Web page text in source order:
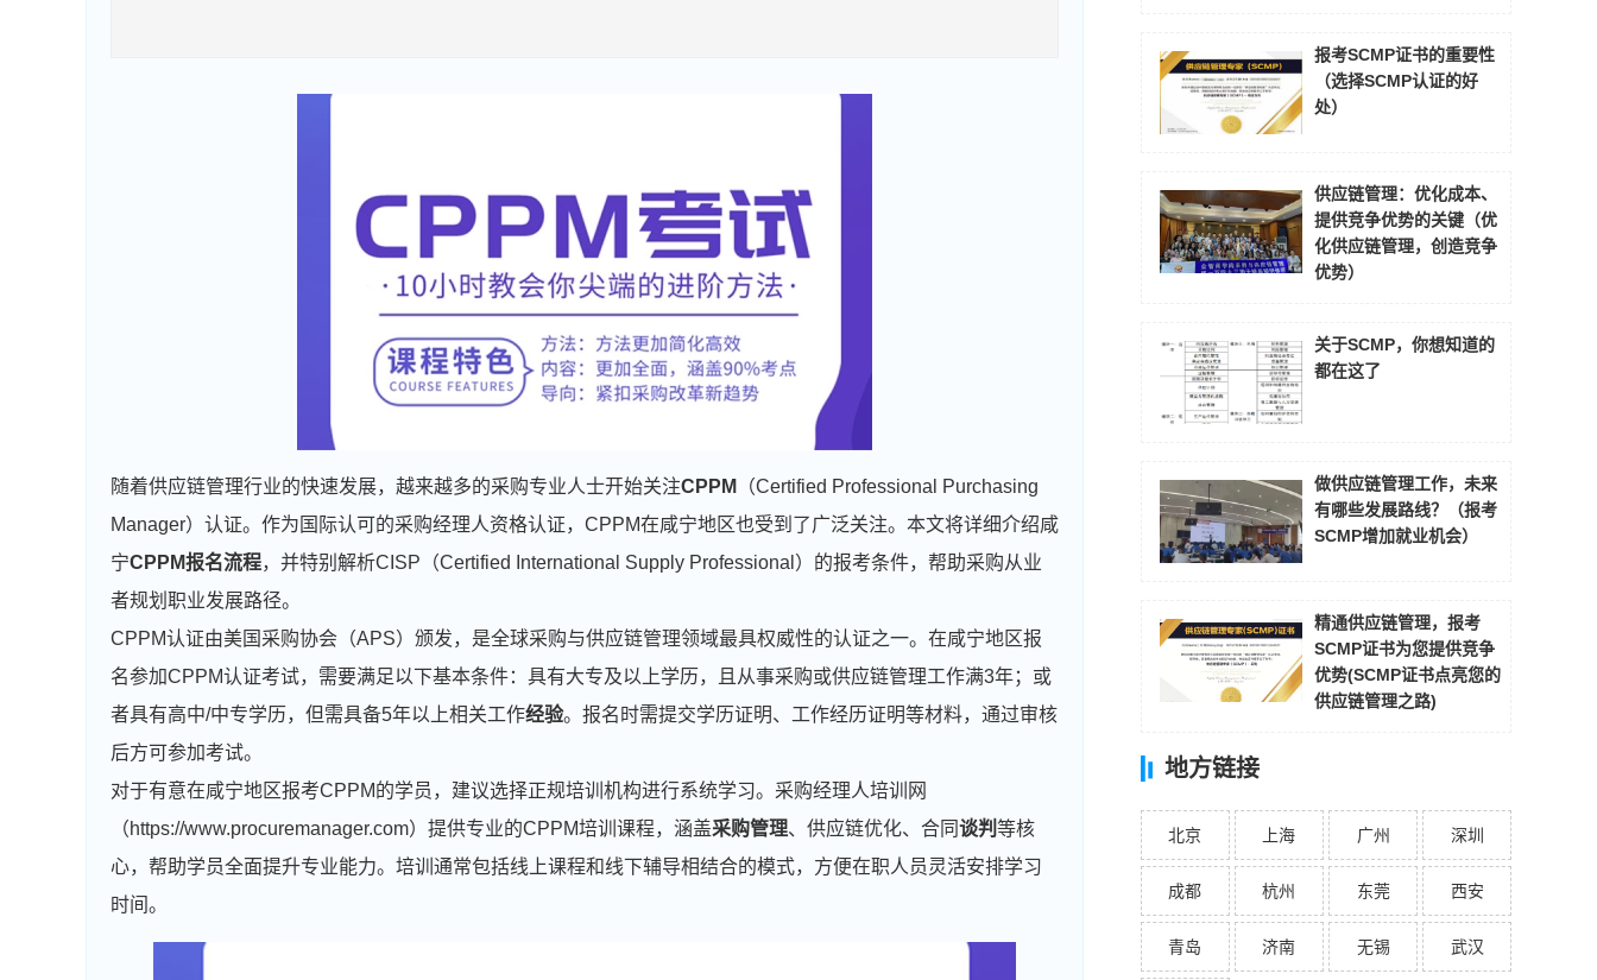
随着供应链管理行业的快速发展，越来越多的采购专业人士开始关注CPPM
（Certified Professional Purchasing
Manager）认证。作为国际认可的采购经理人资格认证，CPPM在咸宁地区也受到了广泛关注。本文将详细介绍咸
宁CPPM报名流程，并特别解析CISP（Certified International Supply Professional）的报考条件，帮助采购从业
者规划职业发展路径。
CPPM认证由美国采购协会（APS）颁发，是全球采购与供应链管理领域最具权威性的认证之一。在咸宁地区报
名参加CPPM认证考试，需要满足以下基本条件：具有大专及以上学历，且从事采购或供应链管理工作满3年；或
者具有高中/中专学历，但需具备5年以上相关工作经验。报名时需提交学历证明、工作经历证明等材料，通过审核
后方可参加考试。
对于有意在咸宁地区报考CPPM的学员，建议选择正规培训机构进行系统学习。采购经理人培训网
（https://www.procuremanager.com）提供专业的CPPM培训课程，涵盖采购管理、供应链优化、合同谈判 等核
心，帮助学员全面提升专业能力。培训通常包括线上课程和线下辅导相结合的模式，方便在职人员灵活安排学习
时间。
报考SCMP证书的重要性
（选择SCMP认证的好
处）
供应链管理：优化成本、
提供竞争优势的关键（优
化供应链管理，创造竞争
优势）
关于SCMP，你想知道的
都在这了
做供应链管理工作，未来
有哪些发展路线？（报考
SCMP增加就业机会）
精通供应链管理，报考
SCMP证书为您提供竞争
优势(SCMP证书点亮您的
供应链管理之路)
地方链接
北京 上海 广州 深圳
成都 杭州 东莞 西安
青岛 济南 无锡 武汉